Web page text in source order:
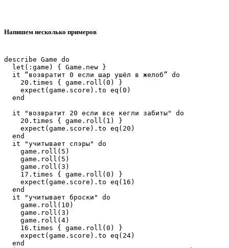
Напишем несколько примеров
describe Game do
  let(:game) { Game.new }
  it “возвратит 0 если шар ушёл в желоб” do
    20.times { game.roll(0) }
    expect(game.score).to eq(0)
  end
  it "возвратит 20 если все кегли забиты" do
    20.times { game.roll(1) }
    expect(game.score).to eq(20)
  end
  it "учитывает спэры" do
    game.roll(5)
    game.roll(5)
    game.roll(3)
    17.times { game.roll(0) }
    expect(game.score).to eq(16)
  end
  it "учитывает броски" do
    game.roll(10)
    game.roll(3)
    game.roll(4)
    16.times { game.roll(0) }
    expect(game.score).to eq(24)
  end